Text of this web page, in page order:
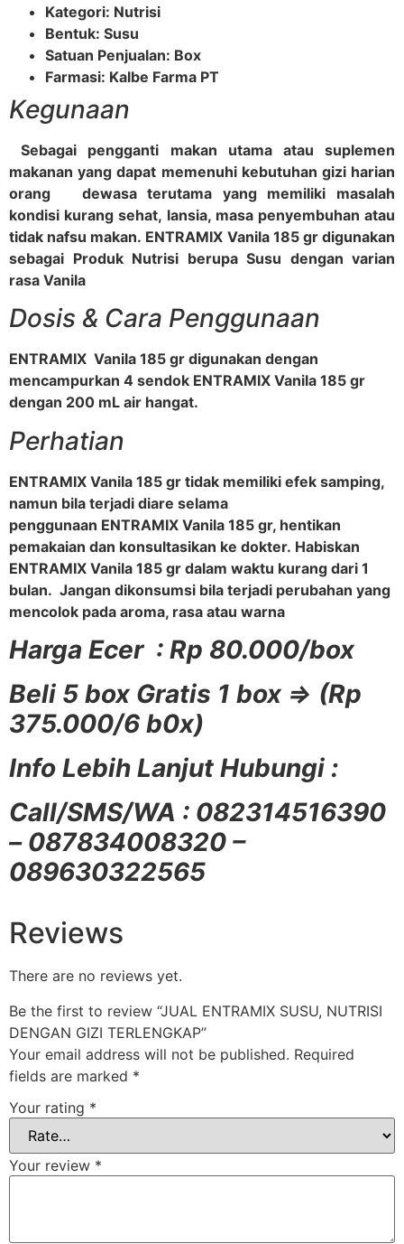
Kategori: Nutrisi
Bentuk: Susu
Satuan Penjualan: Box
Farmasi: Kalbe Farma PT
Kegunaan
Sebagai pengganti makan utama atau suplemen
makanan yang dapat memenuhi kebutuhan gizi harian
orang dewasa terutama yang memiliki masalah
kondisi kurang sehat, lansia, masa penyembuhan atau
tidak nafsu makan. ENTRAMIX Vanila 185 gr digunakan
sebagai Produk Nutrisi berupa Susu dengan varian
rasa Vanila
Dosis & Cara Penggunaan
ENTRAMIX Vanila 185 gr digunakan dengan
mencampurkan 4 sendok ENTRAMIX Vanila 185 gr
dengan 200 mL air hangat.
Perhatian
ENTRAMIX Vanila 185 gr tidak memiliki efek samping,
namun bila terjadi diare selama
penggunaan ENTRAMIX Vanila 185 gr, hentikan
pemakaian dan konsultasikan ke dokter. Habiskan
ENTRAMIX Vanila 185 gr dalam waktu kurang dari 1
bulan. Jangan dikonsumsi bila terjadi perubahan yang
mencolok pada aroma, rasa atau warna
Harga Ecer : Rp 80.000/box
Beli 5 box Gratis 1 box => (Rp
375.000/6 b0x)
Info Lebih Lanjut Hubungi :
Call/SMS/WA : 082314516390
– 087834008320 –
089630322565
Reviews
There are no reviews yet.
Be the first to review “JUAL ENTRAMIX SUSU, NUTRISI
DENGAN GIZI TERLENGKAP”
Your email address will not be published. Required
fields are marked *
Your rating *
Your review *